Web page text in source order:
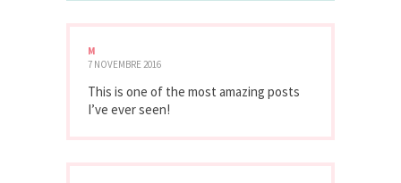
M
7 NOVEMBRE 2016
This is one of the most amazing posts
I’ve ever seen!